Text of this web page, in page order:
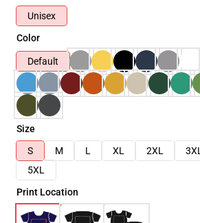
Unisex
Color
Default
Size
S
M L XL 2XL 3XL
5XL
Print Location